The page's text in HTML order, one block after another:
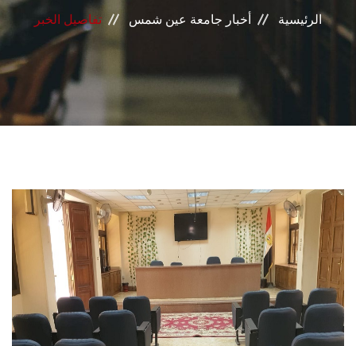
الرعاية الصحية
المراكز والوحدات
الأنظمة الذكية
تواصل معنا
الطلاب
هيئة التدريس
الدراسات العليا
الرئيسية أخبار جامعة عين شمس تفاصيل الخبر